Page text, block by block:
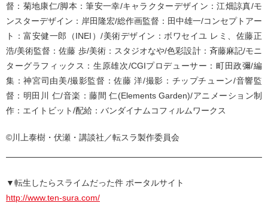
督：菊地康仁/脚本：筆安一幸/キャラクターデザイン：江畑諒真/モ
ンスターデザイン：岸田隆宏/総作画監督：田中雄一/コンセプトアー
ト：富安健一郎（INEI）/美術デザイン：ボワセイユ レミ、佐藤正
浩/美術監督：佐藤 歩/美術：スタジオなや/色彩設計：斉藤麻記/モニ
ターグラフィックス：生原雄次/CGIプロデューサー：町田政彌/編
集：神宮司由美/撮影監督：佐藤 洋/撮影：チップチューン/音響監
督：明田川 仁/音楽：藤間 仁(Elements Garden)/アニメーション制
作：エイトビット/配給：バンダイナムコフィルムワークス
©川上泰樹・伏瀬・講談社／転スラ製作委員会
▼転生したらスライムだった件 ポータルサイト
http://www.ten-sura.com/